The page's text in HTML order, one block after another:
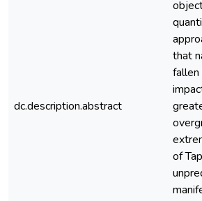
dc.description.abstract
that
fallen
of